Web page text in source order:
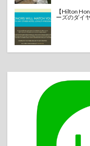
【Hilton
ーズのダイ